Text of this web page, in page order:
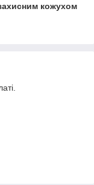
кожухом